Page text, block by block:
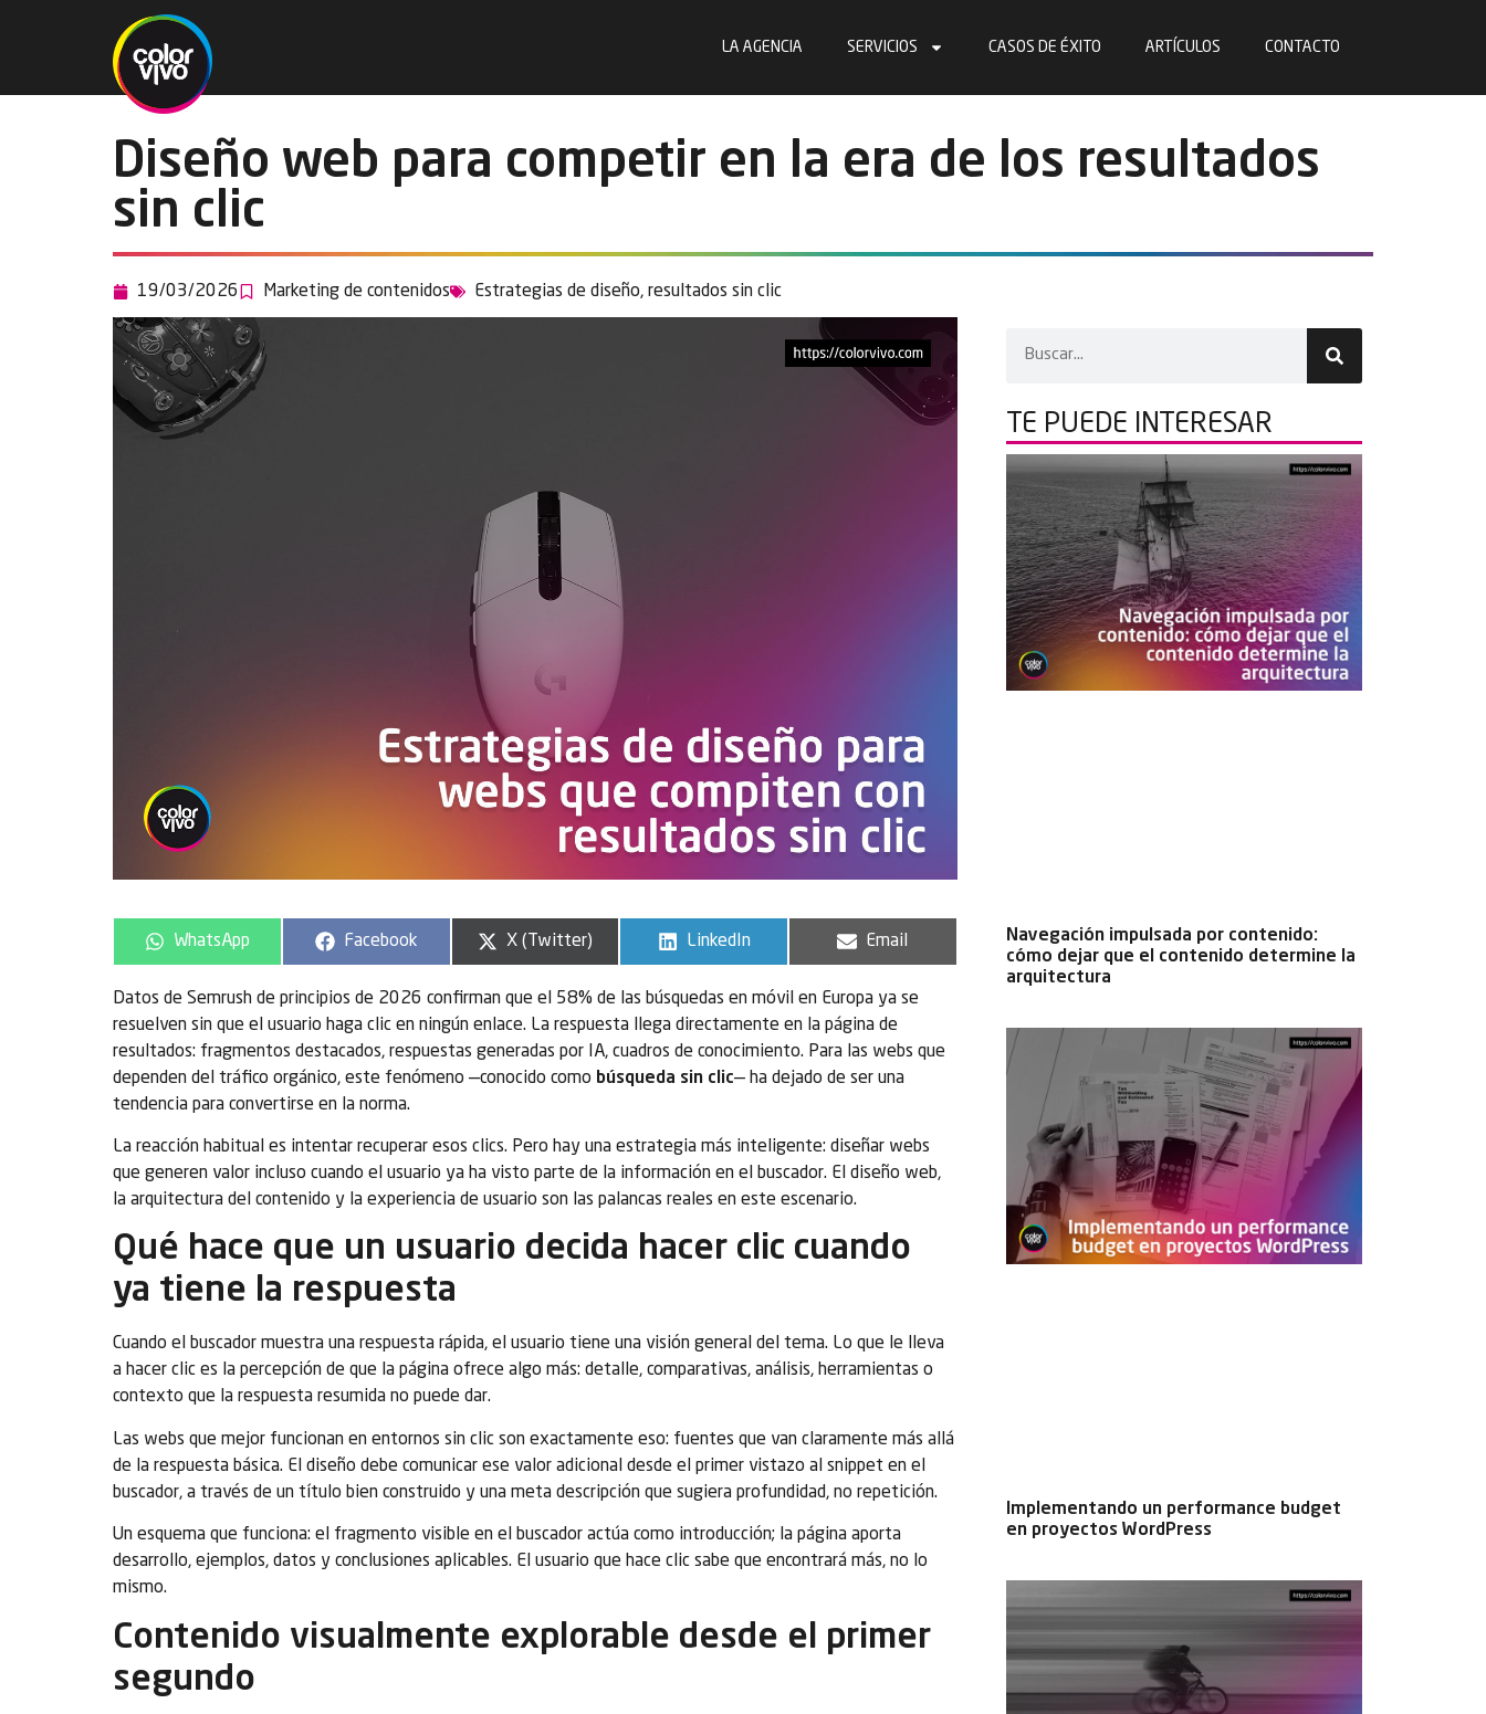
LA AGENCIA SERVICIOS CASOS DE ÉXITO ARTÍCULOS CONTACTO
Diseño web para competir en la era de los resultados
sin clic
19/03/2026 Marketing de contenidos Estrategias de diseño, resultados sin clic
WhatsApp Facebook X (Twitter) LinkedIn Email
Datos de Semrush de principios de 2026 confirman que el 58% de las búsquedas en móvil en Europa ya se
resuelven sin que el usuario haga clic en ningún enlace. La respuesta llega directamente en la página de
resultados: fragmentos destacados, respuestas generadas por IA, cuadros de conocimiento. Para las webs que
dependen del tráfico orgánico, este fenómeno —conocido como búsqueda sin clic— ha dejado de ser una
tendencia para convertirse en la norma.
La reacción habitual es intentar recuperar esos clics. Pero hay una estrategia más inteligente: diseñar webs
que generen valor incluso cuando el usuario ya ha visto parte de la información en el buscador. El diseño web,
la arquitectura del contenido y la experiencia de usuario son las palancas reales en este escenario.
Qué hace que un usuario decida hacer clic cuando
ya tiene la respuesta
Cuando el buscador muestra una respuesta rápida, el usuario tiene una visión general del tema. Lo que le lleva
a hacer clic es la percepción de que la página ofrece algo más: detalle, comparativas, análisis, herramientas o
contexto que la respuesta resumida no puede dar.
Las webs que mejor funcionan en entornos sin clic son exactamente eso: fuentes que van claramente más allá
de la respuesta básica. El diseño debe comunicar ese valor adicional desde el primer vistazo al snippet en el
buscador, a través de un título bien construido y una meta descripción que sugiera profundidad, no repetición.
Un esquema que funciona: el fragmento visible en el buscador actúa como introducción; la página aporta
desarrollo, ejemplos, datos y conclusiones aplicables. El usuario que hace clic sabe que encontrará más, no lo
mismo.
Contenido visualmente explorable desde el primer
segundo
TE PUEDE INTERESAR
Navegación impulsada por contenido:
cómo dejar que el contenido determine la
arquitectura
Implementando un performance budget
en proyectos WordPress